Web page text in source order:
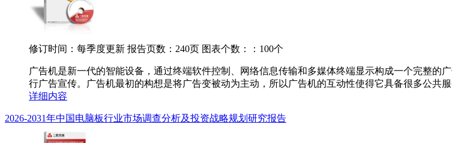
修订时间：每季度更新 报告页数：240页 图表个数：：100个
广告机是新一代的智能设备，通过终端软件控制、网络信息传输和多媒体终端显示构成一个完整
行广告宣传。广告机最初的构想是将广告变被动为主动，所以广告机的互动性使得它具备很多公共
详细内容
2026-2031年中国电脑板行业市场调查分析及投资战略规划研究报告